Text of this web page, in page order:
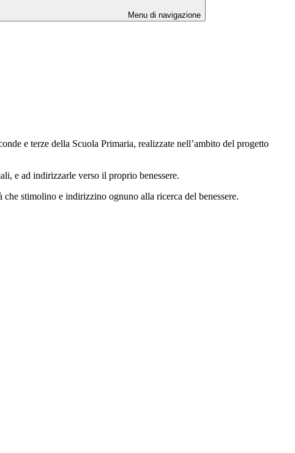
Menu di navigazione
e terze della Scuola Primaria, realizzate nell’ambito del progetto
e ad indirizzarle verso il proprio benessere.
stimolino e indirizzino ognuno alla ricerca del benessere.